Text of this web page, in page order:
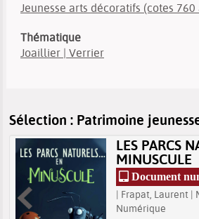
Jeunesse arts décoratifs (cotes 760
Thématique
Joaillier | Verrier
Sélection : Patrimoine
LES PARCS
MINUSCULE
Document
| Frapat, Laurent |
Numérique